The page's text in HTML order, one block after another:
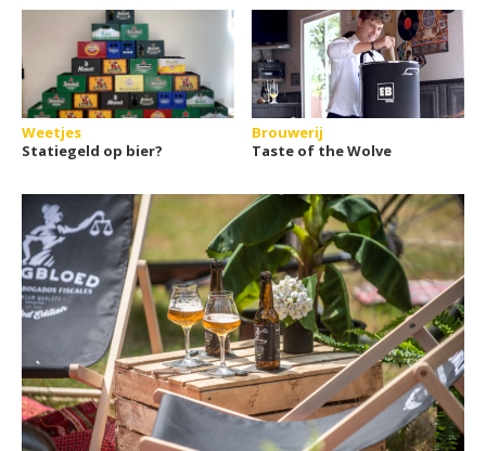
Weetjes
Statiegeld op bier?
Brouwerij
Taste of the Wolve